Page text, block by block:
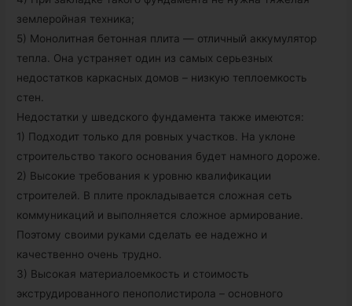
землеройная техника;
5) Монолитная бетонная плита — отличный аккумулятор
тепла. Она устраняет один из самых серьезных
недостатков каркасных домов – низкую теплоемкость
стен.
Недостатки у шведского фундамента также имеются:
1) Подходит только для ровных участков. На уклоне
строительство такого основания будет намного дороже.
2) Высокие требования к уровню квалификации
строителей. В плите прокладывается сложная сеть
коммуникаций и выполняется сложное армирование.
Поэтому своими руками сделать ее надежно и
качественно очень трудно.
3) Высокая материалоемкость и стоимость
экструдированного пенополистирола – основного